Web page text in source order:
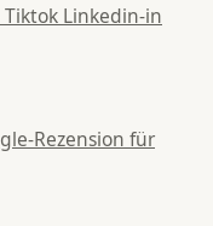
Tiktok Linkedin-in